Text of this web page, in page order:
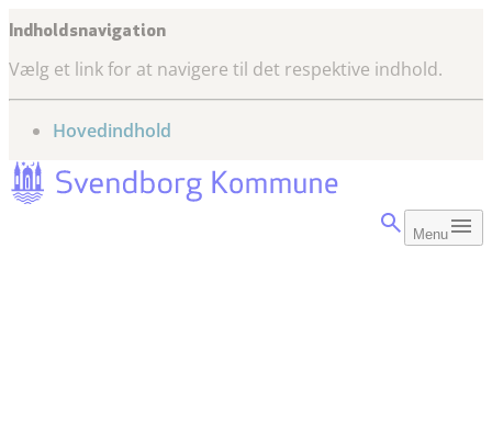
Indholdsnavigation
Vælg et link for at navigere til det respektive indhold.
gå til
Hovedindhold
Menu